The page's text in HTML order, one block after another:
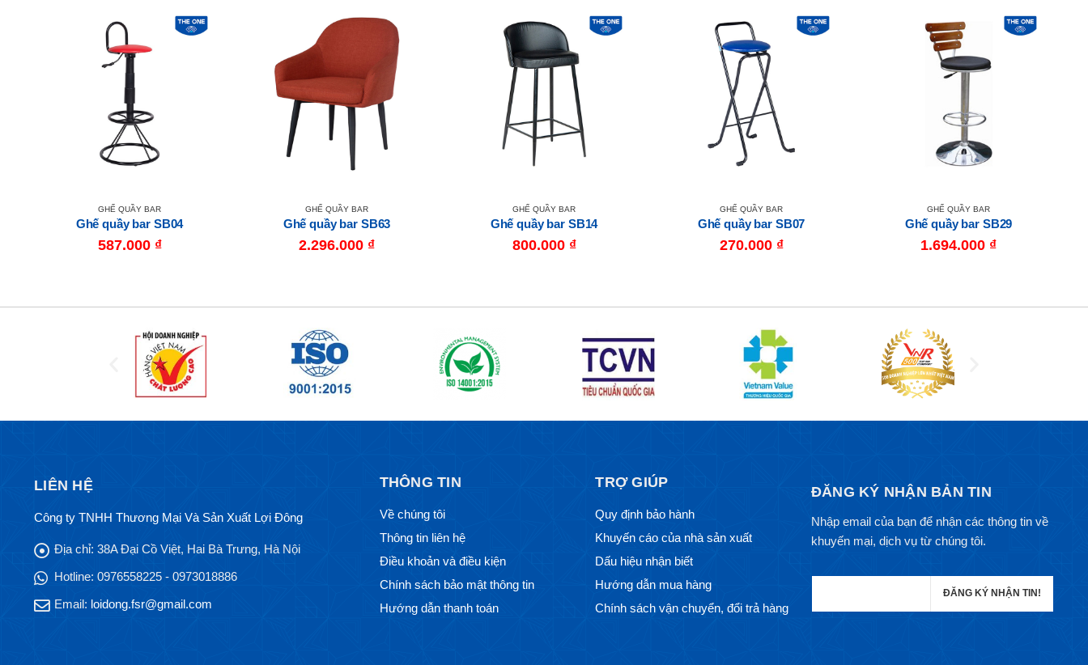
GHẾ QUẦY BAR
Ghế quầy bar SB04
587.000 ₫
GHẾ QUẦY BAR
Ghế quầy bar SB63
2.296.000 ₫
GHẾ QUẦY BAR
Ghế quầy bar SB14
800.000 ₫
GHẾ QUẦY BAR
Ghế quầy bar SB07
270.000 ₫
GHẾ QUẦY BAR
Ghế quầy bar SB29
1.694.000 ₫
LIÊN HỆ
Công ty TNHH Thương Mại Và Sản Xuất Lợi Đông
Địa chỉ: 38A Đại Cồ Việt, Hai Bà Trưng, Hà Nội
Hotline: 0976558225 - 0973018886
Email: loidong.fsr@gmail.com
THÔNG TIN
Về chúng tôi
Thông tin liên hệ
Điều khoản và điều kiện
Chính sách bảo mật thông tin
Hướng dẫn thanh toán
TRỢ GIÚP
Quy định bảo hành
Khuyến cáo của nhà sản xuất
Dấu hiệu nhận biết
Hướng dẫn mua hàng
Chính sách vận chuyển, đổi trả hàng
ĐĂNG KÝ NHẬN BẢN TIN
Nhập email của bạn để nhận các thông tin về
khuyến mại, dịch vụ từ chúng tôi.